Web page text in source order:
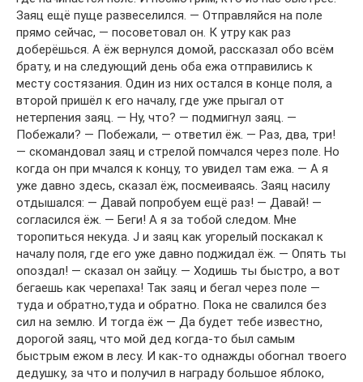
Заяц ещё пуще развеселился. — Отправляйся на поле
прямо сейчас, — посоветовал он. К утру как раз
доберёшься. А ёж вернулся домой, рассказал обо всём
брату, и на следующий день оба ежа отправились к
месту состязания. Один из них остался в конце поля, а
второй пришёл к его началу, где уже прыгал от
нетерпения заяц. — Ну, что? — подмигнул заяц. —
Побежали? — Побежали, — ответил ёж. — Раз, два, три!
— скомандовал заяц и стрелой помчался через поле. Но
когда он при мчался к концу, то увидел там ежа. — А я
уже давно здесь, сказал ёж, посмеиваясь. Заяц насилу
отдышался: — Давай попробуем ещё раз! — Давай! —
согласился ёж. — Беги! А я за тобой следом. Мне
торопиться некуда. J и заяц как угорелый поскакал к
началу поля, где его уже давно поджидал ёж. — Опять ты
опоздал! — сказал он зайцу. — Ходишь ты быстро, а вот
бегаешь как черепаха! Так заяц и бегал через поле —
туда и обратно,туда и обратно. Пока не свалился без
сил на землю. И тогда ёж — Да будет тебе известно,
дорогой заяц, что мой дед когда-то был самым
быстрым ежом в лесу. И как-то однажды обогнал твоего
дедушку, за что и получил в награду большое яблоко,